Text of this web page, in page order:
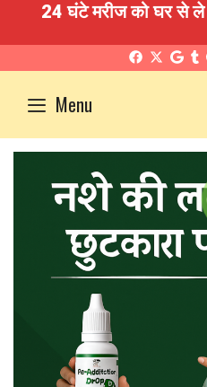
घंटे मरीज को घर से ले जाने
contentMenu